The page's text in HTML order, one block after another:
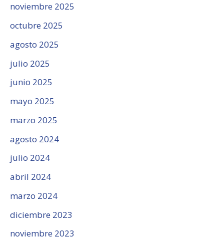
noviembre 2025
octubre 2025
agosto 2025
julio 2025
junio 2025
mayo 2025
marzo 2025
agosto 2024
julio 2024
abril 2024
marzo 2024
diciembre 2023
noviembre 2023